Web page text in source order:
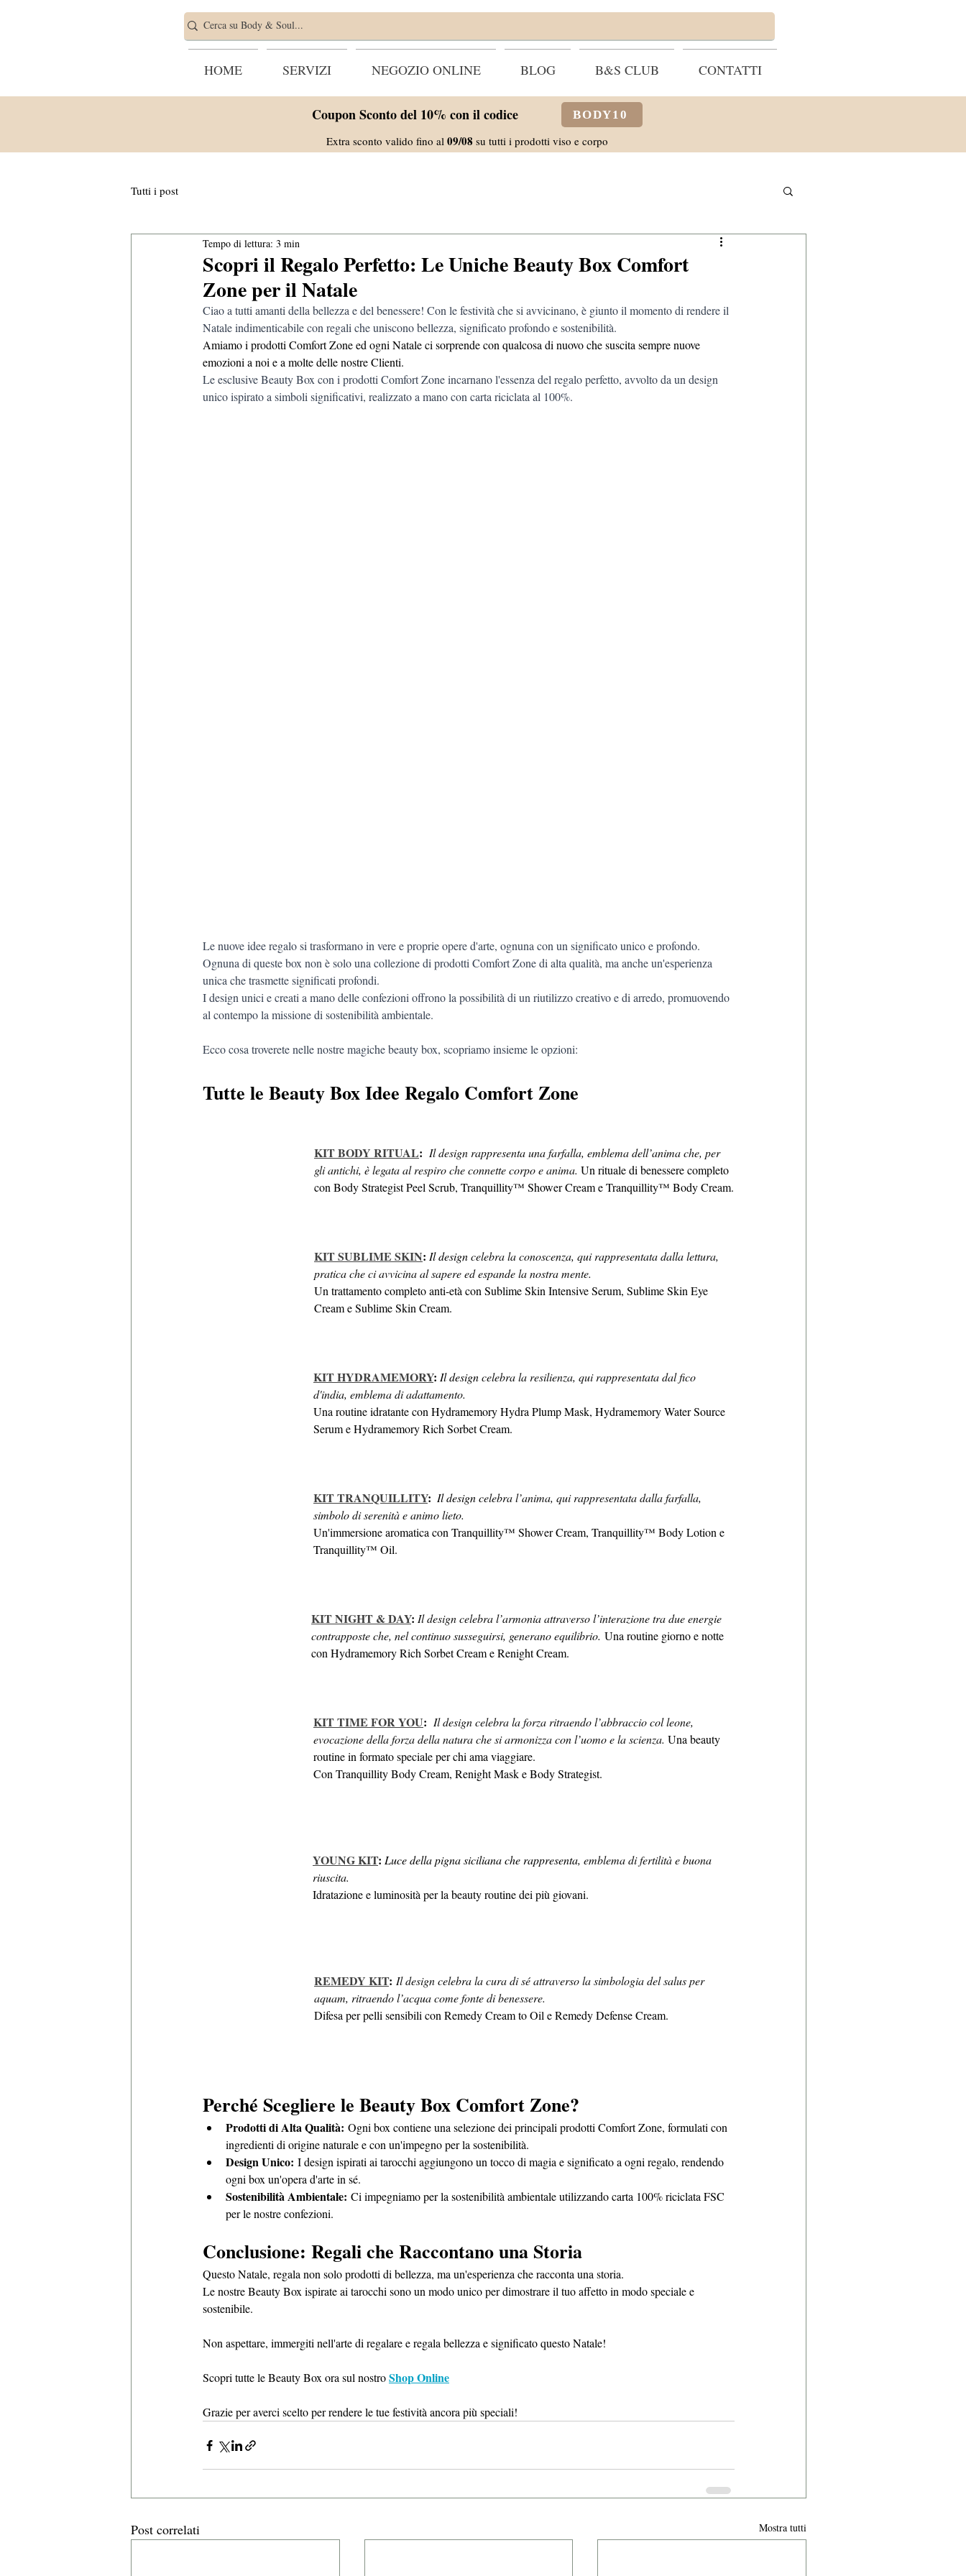
HOME SERVIZI NEGOZIO ONLINE BLOG B&S CLUB CONTATTI
Coupon Sconto del 10% con il codice BODY10
Extra sconto valido fino al 09/08 su tutti i prodotti viso e corpo
Tutti i post
Scopri il Regalo Perfetto: Le Uniche Beauty Box Comfort
Zone per il Natale
Tempo di lettura: 3 min
Ciao a tutti amanti della bellezza e del benessere! Con le festività che si avvicinano, è giunto il momento di rendere il
Natale indimenticabile con regali che uniscono bellezza, significato profondo e sostenibilità.
Amiamo i prodotti Comfort Zone ed ogni Natale ci sorprende con qualcosa di nuovo che suscita sempre nuove
emozioni a noi e a molte delle nostre Clienti.
Le esclusive Beauty Box con i prodotti Comfort Zone incarnano l'essenza del regalo perfetto, avvolto da un design
unico ispirato a simboli significativi, realizzato a mano con carta riciclata al 100%.
Le nuove idee regalo si trasformano in vere e proprie opere d'arte, ognuna con un significato unico e profondo.
Ognuna di queste box non è solo una collezione di prodotti Comfort Zone di alta qualità, ma anche un'esperienza
unica che trasmette significati profondi.
I design unici e creati a mano delle confezioni offrono la possibilità di un riutilizzo creativo e di arredo, promuovendo
al contempo la missione di sostenibilità ambientale.
Ecco cosa troverete nelle nostre magiche beauty box, scopriamo insieme le opzioni:
Tutte le Beauty Box Idee Regalo Comfort Zone
KIT BODY RITUAL: Il design rappresenta una farfalla, emblema dell’anima che, per
gli antichi, è legata al respiro che connette corpo e anima. Un rituale di benessere completo
con Body Strategist Peel Scrub, Tranquillity™ Shower Cream e Tranquillity™ Body Cream.
KIT SUBLIME SKIN: Il design celebra la conoscenza, qui rappresentata dalla lettura,
pratica che ci avvicina al sapere ed espande la nostra mente.
Un trattamento completo anti-età con Sublime Skin Intensive Serum, Sublime Skin Eye
Cream e Sublime Skin Cream.
KIT HYDRAMEMORY: Il design celebra la resilienza, qui rappresentata dal fico
d'india, emblema di adattamento.
Una routine idratante con Hydramemory Hydra Plump Mask, Hydramemory Water Source
Serum e Hydramemory Rich Sorbet Cream.
KIT TRANQUILLITY: Il design celebra l’anima, qui rappresentata dalla farfalla,
simbolo di serenità e animo lieto.
Un'immersione aromatica con Tranquillity™ Shower Cream, Tranquillity™ Body Lotion e
Tranquillity™ Oil.
KIT NIGHT & DAY: Il design celebra l’armonia attraverso l’interazione tra due energie
contrapposte che, nel continuo susseguirsi, generano equilibrio. Una routine giorno e notte
con Hydramemory Rich Sorbet Cream e Renight Cream.
KIT TIME FOR YOU: Il design celebra la forza ritraendo l’abbraccio col leone,
evocazione della forza della natura che si armonizza con l’uomo e la scienza. Una beauty
routine in formato speciale per chi ama viaggiare.
Con Tranquillity Body Cream, Renight Mask e Body Strategist.
YOUNG KIT: Luce della pigna siciliana che rappresenta, emblema di fertilità e buona
riuscita.
Idratazione e luminosità per la beauty routine dei più giovani.
REMEDY KIT: Il design celebra la cura di sé attraverso la simbologia del salus per
aquam, ritraendo l’acqua come fonte di benessere.
Difesa per pelli sensibili con Remedy Cream to Oil e Remedy Defense Cream.
Perché Scegliere le Beauty Box Comfort Zone?
Prodotti di Alta Qualità: Ogni box contiene una selezione dei principali prodotti Comfort Zone, formulati con
ingredienti di origine naturale e con un'impegno per la sostenibilità.
Design Unico: I design ispirati ai tarocchi aggiungono un tocco di magia e significato a ogni regalo, rendendo
ogni box un'opera d'arte in sé.
Sostenibilità Ambientale: Ci impegniamo per la sostenibilità ambientale utilizzando carta 100% riciclata FSC
per le nostre confezioni.
Conclusione: Regali che Raccontano una Storia
Questo Natale, regala non solo prodotti di bellezza, ma un'esperienza che racconta una storia.
Le nostre Beauty Box ispirate ai tarocchi sono un modo unico per dimostrare il tuo affetto in modo speciale e
sostenibile.
Non aspettare, immergiti nell'arte di regalare e regala bellezza e significato questo Natale!
Scopri tutte le Beauty Box ora sul nostro Shop Online
Grazie per averci scelto per rendere le tue festività ancora più speciali!
Post correlati Mostra tutti